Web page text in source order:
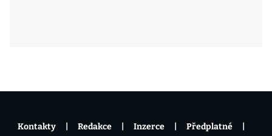
Kontakty Redakce Inzerce Předplatné